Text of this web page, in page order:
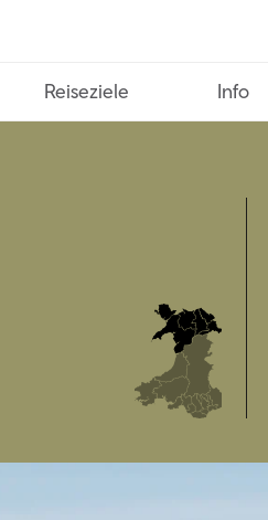
Reiseziele Info